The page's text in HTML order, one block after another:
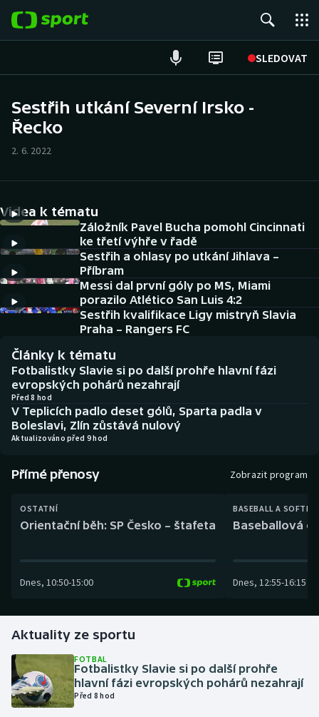
SLEDOVAT
Hokej
Cyklistika
DALŠÍ SPORTY
Americký fotbal
Baseball a softbal
Basketbal
Biatlon
Boby a skeleton
Box
Curling
Golf
Gymnastika
Házená
NEPŘEHLÉDNĚTE
Historické návraty
Aplikace ČT sport
AZ kvíz
Sestřih utkání Severní Irsko -
Řecko
2. 6. 2022
Videa k tématu
Záložník Pavel Bucha pomohl Cincinnati
ke třetí výhře v řadě
Sestřih a ohlasy po utkání Jihlava –
Příbram
Messi dal první góly po MS, Miami
porazilo Atlético San Luis 4:2
Sestřih kvalifikace Ligy mistryň Slavia
Praha – Rangers FC
Články k tématu
Fotbalistky Slavie si po další prohře hlavní fázi
evropských pohárů nezahrají
Před 8 hod
V Teplicích padlo deset gólů, Sparta padla v
Boleslavi, Zlín zůstává nulový
Aktualizováno před 9 hod
Přímé přenosy Zobrazit program
OSTATNÍ
Orientační běh: SP Česko – štafeta
Dnes, 10:50-15:00
BASEBALL A
Baseballová
Dnes, 12:55-16:15
Aktuality ze sportu
FOTBAL
Fotbalistky Slavie si po další prohře
hlavní fázi evropských pohárů nezahrají
Před 8 hod